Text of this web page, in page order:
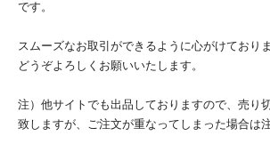
です。
スムーズなお取引ができるように心がけておりま
どうぞよろしくお願いいたします。
注）他サイトでも出品しておりますので、売り
致しますが、ご注文が重なってしまった場合は